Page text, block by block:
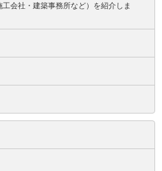
会社・建築事務所など）を紹介しま